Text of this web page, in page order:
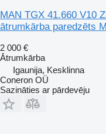
MAN TGX 41.660 V10
ātrumkārba paredzēts
2 000 €
Ātrumkārba
Igaunija, Kesklinna
Coneron OÜ
Sazināties ar pārdevēju